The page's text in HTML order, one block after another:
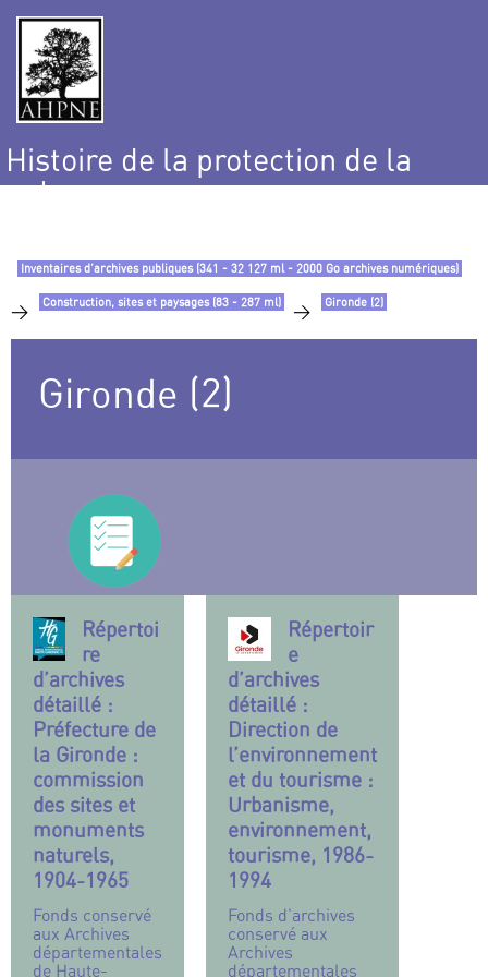
Histoire de la protection de la
nature
Inventaires d’archives publiques (341 - 32 127 ml - 2000 Go archives numériques)
> Construction, sites et paysages (83 - 287 ml) > Gironde (2)
Gironde (2)
Répertoi
re
d’archives
détaillé :
Préfecture de
la Gironde :
commission
des sites et
monuments
naturels,
1904-1965
Fonds conservé
aux Archives
départementales
de Haute-
Répertoir
e
d’archives
détaillé :
Direction de
l’environnement
et du tourisme :
Urbanisme,
environnement,
tourisme, 1986-
1994
Fonds d’archives
conservé aux
Archives
départementales